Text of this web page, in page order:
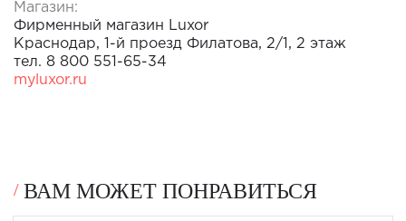
Магазин:
Фирменный магазин Luxor
Краснодар, 1-й проезд Филатова, 2/1, 2 этаж
тел. 8 800 551-65-34
myluxor.ru
ВАМ МОЖЕТ ПОНРАВИТЬСЯ